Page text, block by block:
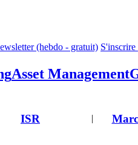
(hebdo - gratuit)
Asset Management
ISR |